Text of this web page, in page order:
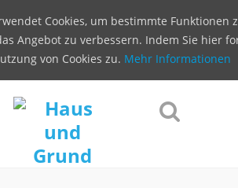
Cookies, um bestimmte Funktionen
Angebot zu verbessern. Indem Sie hier
von Cookies zu. Mehr Informationen